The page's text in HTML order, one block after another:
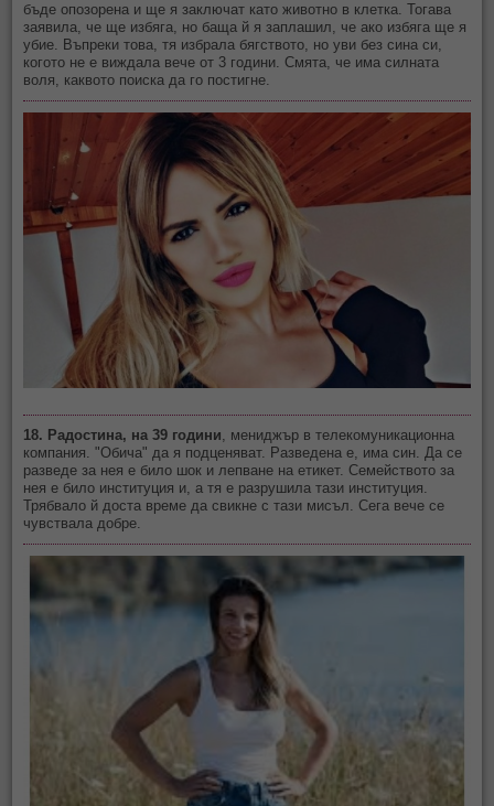
бъде опозорена и ще я заключат като животно в клетка. Тогава
заявила, че ще избяга, но баща й я заплашил, че ако избяга ще я
убие. Въпреки това, тя избрала бягството, но уви без сина си,
когото не е виждала вече от 3 години. Смята, че има силната
воля, каквото поиска да го постигне.
18. Радостина, на 39 години, мениджър в телекомуникационна
компания. "Обича" да я подценяват. Разведена е, има син. Да се
разведе за нея е било шок и лепване на етикет. Семейството за
нея е било институция и, а тя е разрушила тази институция.
Трябвало й доста време да свикне с тази мисъл. Сега вече се
чувствала добре.